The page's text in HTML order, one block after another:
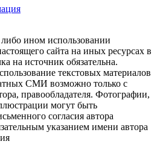
ином использовании
сайта на иных ресурсах в
на источник обязательна.
текстовых материалов
СМИ возможно только с
правообладателя. Фотографии,
могут быть
согласия автора
указанием имени автора